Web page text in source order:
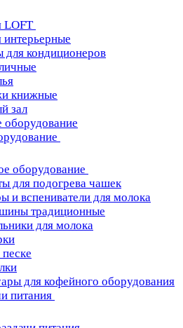
LOFT
интерьерные
для кондиционеров
книжные
зал
оборудование
оборудование
для подогрева чашек
и вспениватели для молока
традиционные
для молока
для кофейного оборудования
питания